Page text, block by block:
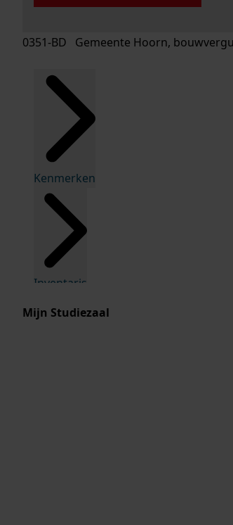
0351-BD Gemeente Hoorn,
Kenmerken
Inventaris
Mijn Studiezaal